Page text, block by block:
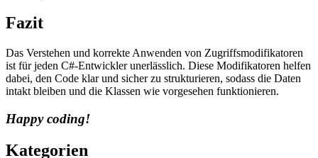
Fazit
Das Verstehen und korrekte Anwenden von Zugriffsmodifikatoren
ist für jeden C#-Entwickler unerlässlich. Diese Modifikatoren helfen
dabei, den Code klar und sicher zu strukturieren, sodass die Daten
intakt bleiben und die Klassen wie vorgesehen funktionieren.
Happy coding!
Kategorien